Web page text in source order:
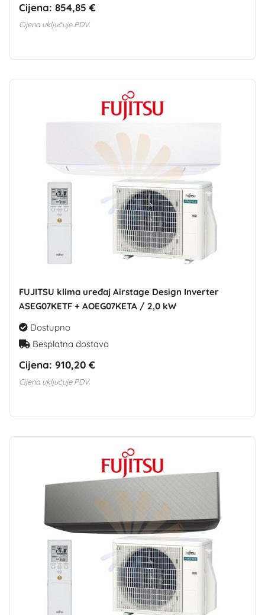
Cijena: 854,85 €
Cijena uključuje PDV.
FUJITSU klima uređaj Airstage Design Inverter
ASEG07KETF + AOEG07KETA / 2,0 kW
Dostupno
Besplatna dostava
Cijena: 910,20 €
Cijena uključuje PDV.